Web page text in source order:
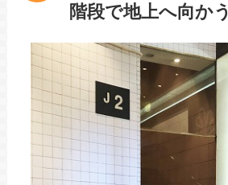
階段で地上へ向かう